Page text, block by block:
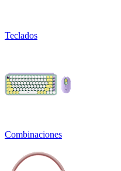
Teclados
Combinaciones